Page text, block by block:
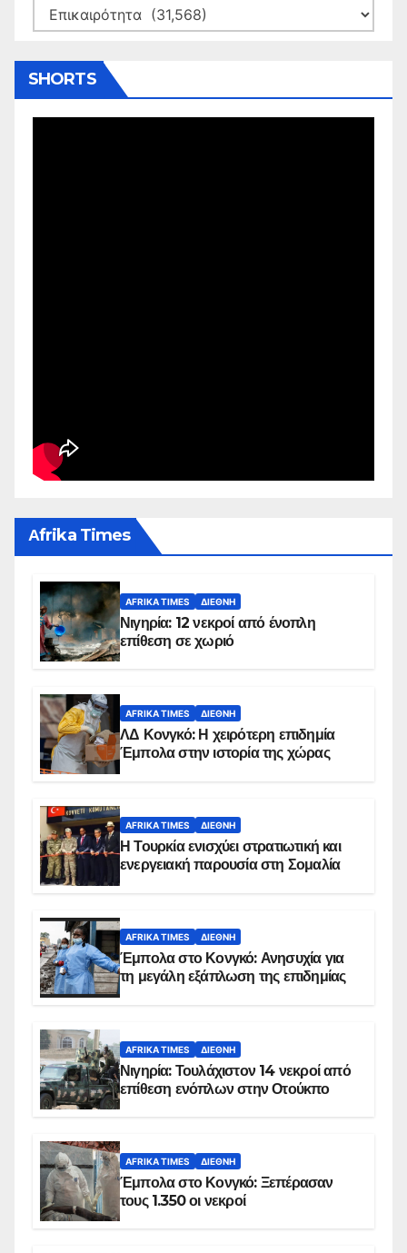
Kατηγορίες
SHORTS
Αfrika Times
AFRIKA TIMES ΔΙΕΘΝΉ
Νιγηρία: 12 νεκροί από ένοπλη
επίθεση σε χωριό
AFRIKA TIMES ΔΙΕΘΝΉ
ΛΔ Κονγκό: Η χειρότερη επιδημία
Έμπολα στην ιστορία της χώρας
AFRIKA TIMES ΔΙΕΘΝΉ
Η Τουρκία ενισχύει στρατιωτική και
ενεργειακή παρουσία στη Σομαλία
AFRIKA TIMES ΔΙΕΘΝΉ
Έμπολα στο Κονγκό: Ανησυχία για
τη μεγάλη εξάπλωση της επιδημίας
AFRIKA TIMES ΔΙΕΘΝΉ
Νιγηρία: Τουλάχιστον 14 νεκροί από
επίθεση ενόπλων στην Οτούκπο
AFRIKA TIMES ΔΙΕΘΝΉ
Έμπολα στο Κονγκό: Ξεπέρασαν
τους 1.350 οι νεκροί